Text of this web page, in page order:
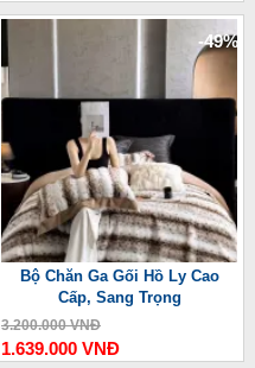
-49%
Bộ Chăn Ga Gối Hồ Ly Cao
Cấp, Sang Trọng
3.200.000 VNĐ
1.639.000 VNĐ